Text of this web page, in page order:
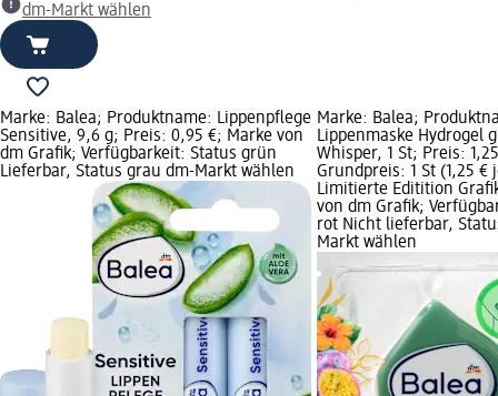
dm-Markt wählen
Marke: Balea; Produktname: Lippenpflege
Sensitive, 9,6 g; Preis: 0,95 €; Marke von
dm Grafik; Verfügbarkeit: Status grün
Lieferbar, Status grau dm-Markt wählen
Marke: Balea;
Lippenmaske Hydrogel
Whisper, 1 St; Preis:
Grundpreis: 1 St (1,25 €
Limitierte Editition
von dm Grafik;
rot Nicht lieferbar,
Markt wählen